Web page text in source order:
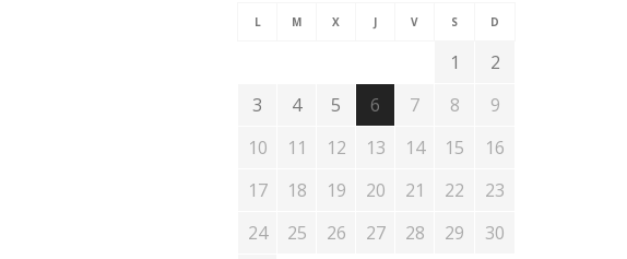
L M X J V S D
1
2
3
4 5 6 7 8
9
10
11 12 13 14 15
16
17
18 19 20 21 22
23
24
25 26 27 28 29
30